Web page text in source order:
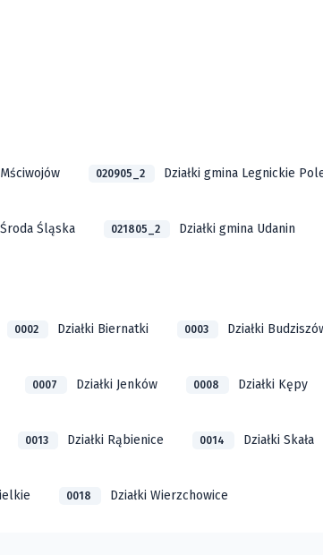
020905_2 Działki gmina Legnickie
Śląska 021805_2 Działki gmina Udanin
0002 Działki Biernatki 0003 Działki
0007 Działki Jenków 0008 Działki Kępy
0013 Działki Rąbienice 0014 Działki Skała
0018 Działki Wierzchowice